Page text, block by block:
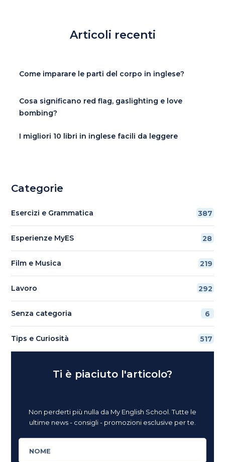
Articoli recenti
Come imparare le parti del corpo in inglese?
Cosa significano red flag, gaslighting e love
bombing?
I migliori 10 libri in inglese facili da leggere
Categorie
Esercizi e Grammatica 387
Esperienze MyES 28
Film e Musica 219
Lavoro 292
Senza categoria 6
Tips e Curiosità 517
Ti è piaciuto l'articolo?
Non perderti più nulla da My English School. Tutte le
ultime news - consigli - promozioni esclusive per te.